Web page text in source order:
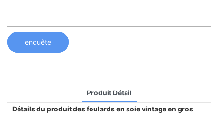
enquête
Produit Détail
Détails du produit des foulards en soie vintage en gros